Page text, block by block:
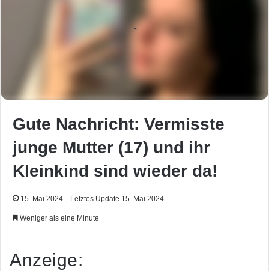
Gute Nachricht: Vermisste
junge Mutter (17) und ihr
Kleinkind sind wieder da!
15. Mai 2024 Letztes Update 15. Mai 2024
Weniger als eine Minute
Anzeige: